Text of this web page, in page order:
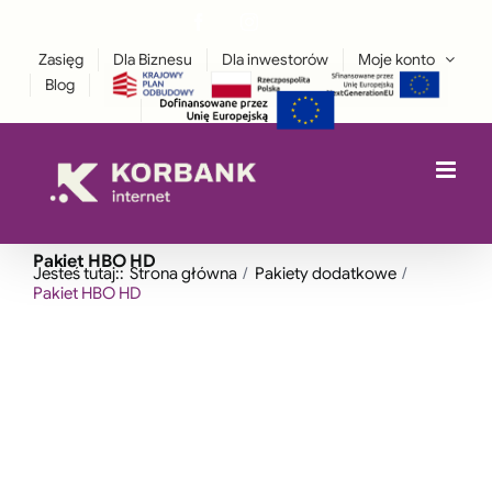
zawartości
Zasięg Dla Biznesu Dla inwestorów
Moje konto
Blog
Pakiet HBO HD
Jesteś tutaj:: Strona główna
Pakiety dodatkowe
Pakiet HBO HD